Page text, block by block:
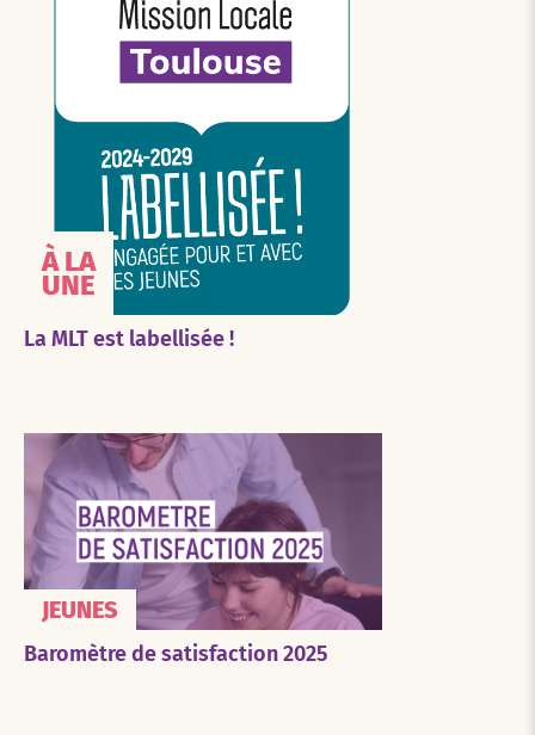
À LA
UNE
La MLT est labellisée !
JEUNES
Baromètre de satisfaction 2025